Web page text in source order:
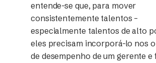
entende-se que, para mover
consistentemente talentos –
especialmente talentos de alto
eles precisam incorporá-lo nos
de desempenho de um gerente e